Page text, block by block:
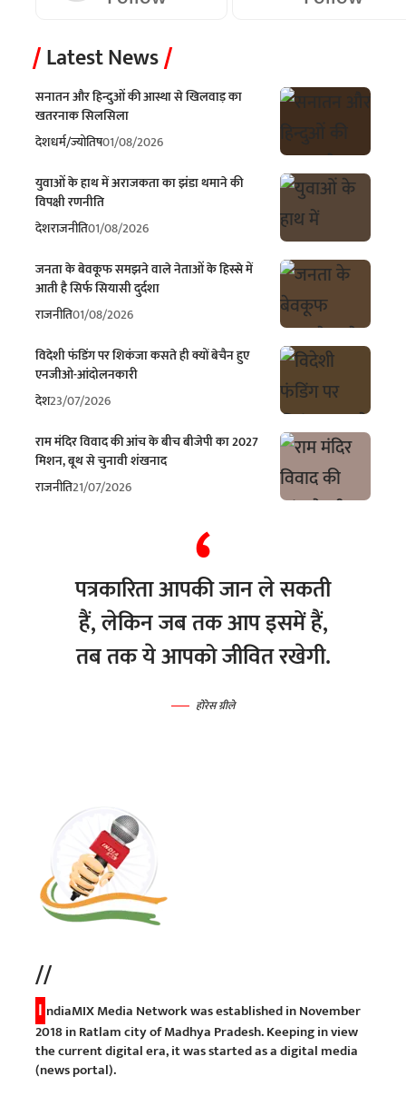
Latest News
सनातन और हिन्दुओं की आस्था से खिलवाड़ का
खतरनाक सिलसिला
देशधर्म/ज्योतिष01/08/2026
युवाओं के हाथ में अराजकता का झंडा थमाने की
विपक्षी रणनीति
देशराजनीति01/08/2026
जनता के बेवकूफ समझने वाले नेताओं के हिस्से में
आती है सिर्फ सियासी दुर्दशा
राजनीति01/08/2026
विदेशी फंडिंग पर शिकंजा कसते ही क्यों बेचैन हुए
एनजीओ-आंदोलनकारी
देश23/07/2026
राम मंदिर विवाद की आंच के बीच बीजेपी का 2027
मिशन, बूथ से चुनावी शंखनाद
राजनीति21/07/2026
पत्रकारिता आपकी जान ले सकती
हैं, लेकिन जब तक आप इसमें हैं,
तब तक ये आपको जीवित रखेगी.
होरेस ग्रीले
//
I ndiaMIX Media Network was established in November
2018 in Ratlam city of Madhya Pradesh. Keeping in view
the current digital era, it was started as a digital media
(news portal).